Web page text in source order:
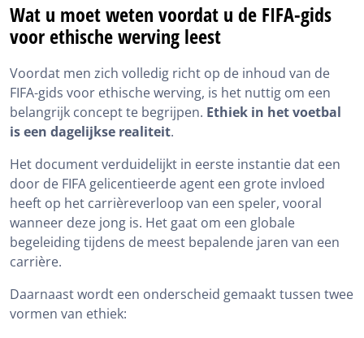
Wat u moet weten voordat u de FIFA-gids
voor ethische werving leest
Voordat men zich volledig richt op de inhoud van de
FIFA-gids voor ethische werving, is het nuttig om een
belangrijk concept te begrijpen. Ethiek in het voetbal
is een dagelijkse realiteit.
Het document verduidelijkt in eerste instantie dat een
door de FIFA gelicentieerde agent een grote invloed
heeft op het carrièreverloop van een speler, vooral
wanneer deze jong is. Het gaat om een globale
begeleiding tijdens de meest bepalende jaren van een
carrière.
Daarnaast wordt een onderscheid gemaakt tussen twee
vormen van ethiek: